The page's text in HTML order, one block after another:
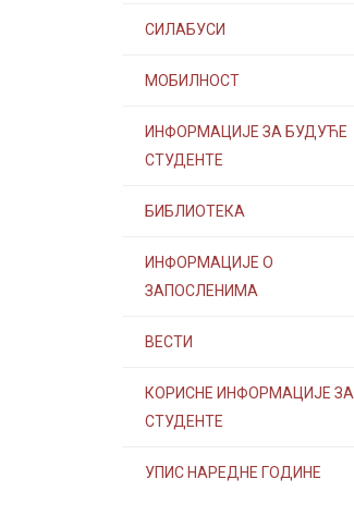
СИЛАБУСИ
МОБИЛНОСТ
ИНФОРМАЦИЈЕ ЗА БУДУЋЕ
СТУДЕНТЕ
БИБЛИОТЕКА
ИНФОРМАЦИЈЕ О
ЗАПОСЛЕНИМА
ВЕСТИ
КОРИСНЕ ИНФОРМАЦИЈЕ ЗА
СТУДЕНТЕ
УПИС НАРЕДНЕ ГОДИНЕ